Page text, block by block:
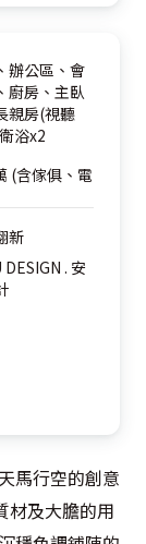
辦公區、會
廚房、主臥
親房(視聽
浴x2
(含傢俱、電
新
. 安
馬行空的創意
材及大膽的用